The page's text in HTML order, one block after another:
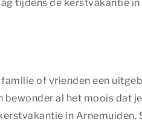
tijdens de kerstvakantie
of vrienden een
al het moois dat
in